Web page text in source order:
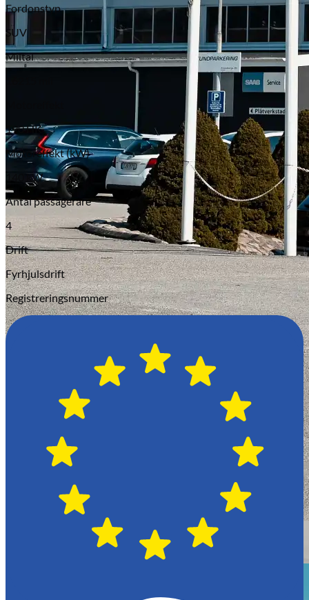
Fordonstyp
SUV
Miltal
190 HK
Motoreffekt (kW)
140 kW
Antal passagerare
4
Drift
Fyrhjulsdrift
Registreringsnummer